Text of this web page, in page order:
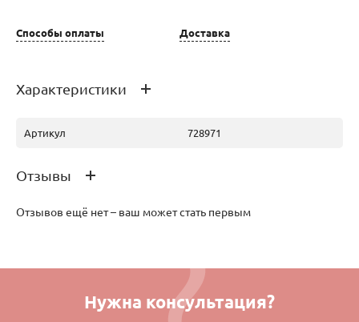
Способы оплаты Доставка
Характеристики
Артикул 728971
Отзывы
Отзывов ещё нет – ваш может стать первым
Нужна консультация?